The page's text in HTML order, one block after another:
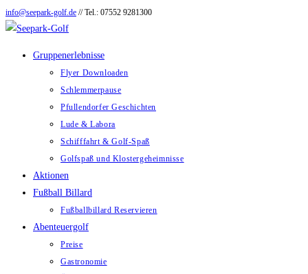
Zum
Inhalt
info@seepark-golf.de // Tel.: 07552 9281300
Gruppenerlebnisse
Flyer Downloaden
Schlemmerpause
Pfullendorfer Geschichten
Lude & Labora
Schifffahrt & Golf-Spaß
Golfspaß und Klostergeheimnisse
Aktionen
Fußball Billard
Fußballbillard Reservieren
Abenteuergolf
Preise
Gastronomie